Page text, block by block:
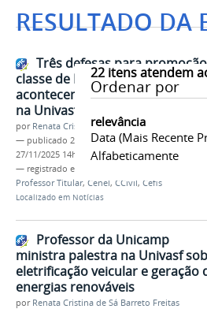
RESULTADO DA
22itens atendem
Ordenar por
relevância
Data (mais Recente
Alfabeticamente
Três defesas para
classe de Professor Titular
acontecem na próxima semana
na Univasf
por Renata Cristina de Sá Barreto Freitas
— publicado 26/11/2025 —última modificação
27/11/2025 14h28
— registrado em:
Professor Titular, Cenel, CCivil, Cefis
Localizado em Notícias
Professor da Unicamp
ministra palestra na Univasf
eletrificação veicular e geração
energias renováveis
por Renata Cristina de Sá Barreto Freitas